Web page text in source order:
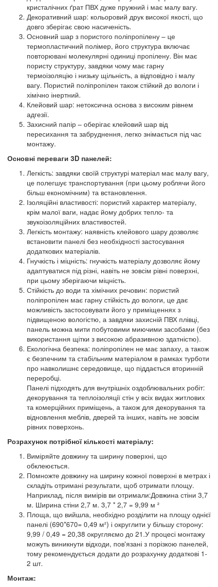
кристалічних ґрат ПВХ дуже пружний і має малу вагу.
Декоративний шар: кольоровий друк високої якості, що
довго зберігає свою насиченість.
Основний шар з пористого поліпропілену – це
термопластичний полімер, його структура включає
повторювані молекулярні одиниці пропілену. Він має
пористу структуру, завдяки чому має гарну
термоізоляцію і низьку щільність, а відповідно і малу
вагу. Пористий поліпропілен також стійкий до вологи і
хімічно інертний.
Клейовий шар: нетоксична основа з високим рівнем
адгезії.
Захисний папір – оберігає клейовий шар від
пересихання та забруднення, легко знімається під час
монтажу.
Основні переваги 3D панелей:
Легкість: завдяки своїй структурі матеріал має малу вагу,
це полегшує транспортування (при цьому роблячи його
більш економічним) та встановлення.
Ізоляційні властивості: пористий характер матеріалу,
крім малої ваги, надає йому добрих тепло- та
звукоізоляційних властивостей.
Легкість монтажу: наявність клейового шару дозволяє
встановити панелі без необхідності застосування
додаткових матеріалів.
Гнучкість і міцність: гнучкість матеріалу дозволяє йому
адаптуватися під різні, навіть не зовсім рівні поверхні,
при цьому зберігаючи міцність.
Стійкість до води та хімічних речовин: пористий
поліпропілен має гарну стійкість до вологи, це дає
можливість застосовувати його у приміщеннях з
підвищеною вологістю, а завдяки захисній ПВХ плівці,
панель можна мити побутовими миючими засобами (без
використання щітки з високою абразивною здатністю).
Екологічна безпека: поліпропілен не має запаху, а також
є безпечним та стабільним матеріалом в рамках турботи
про навколишнє середовище, що піддається вторинній
переробці.
Панелі підходять для внутрішніх оздоблювальних робіт:
декорування та теплоізоляції стін у всіх видах житлових
та комерційних приміщень, а також для декорування та
відновлення меблів, дверей та інших, навіть не зовсім
рівних поверхонь.
Розрахунок потрібної кількості матеріалу:
Виміряйте довжину та ширину поверхні, що
обклеюється.
Помножте довжину на ширину кожної поверхні в метрах і
складіть отримані результати, щоб отримати площу.
Наприклад, після вимірів ви отримали:Довжина стіни 3,7
м. Ширина стіни 2,7 м. 3,7 * 2,7 = 9,99 м ²
Площа, що вийшла, необхідно розділити на площу однієї
панелі (690*670= 0,49 м²) і округлити у більшу сторону:
9,99 / 0,49 = 20,38 округляємо до 21.У процесі монтажу
можуть виникнути відходи, пов'язані з порізкою панелей,
тому рекомендується додати до розрахунку додаткові 1-
2 шт.
Монтаж: